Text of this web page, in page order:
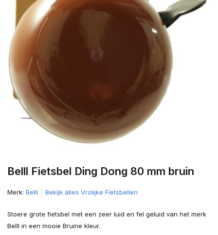
Belll Fietsbel Ding Dong 80 mm bruin
Merk: Belll Bekijk alles Vrolijke Fietsbellen
Stoere grote fietsbel met een zeer luid en fel geluid van het merk
Belll in een mooie Bruine kleur.